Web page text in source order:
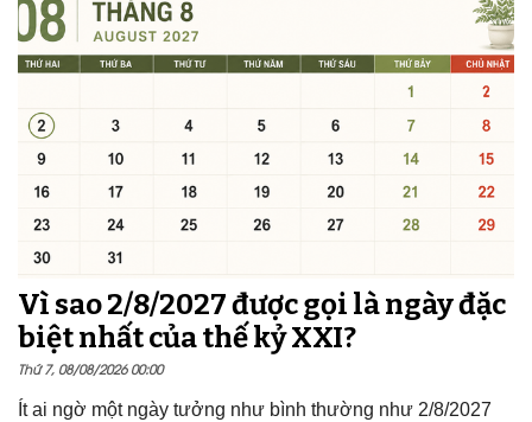
Vì sao 2/8/2027 được gọi là ngày đặc
biệt nhất của thế kỷ XXI?
Thứ 7, 08/08/2026 00:00
Ít ai ngờ một ngày tưởng như bình thường như 2/8/2027